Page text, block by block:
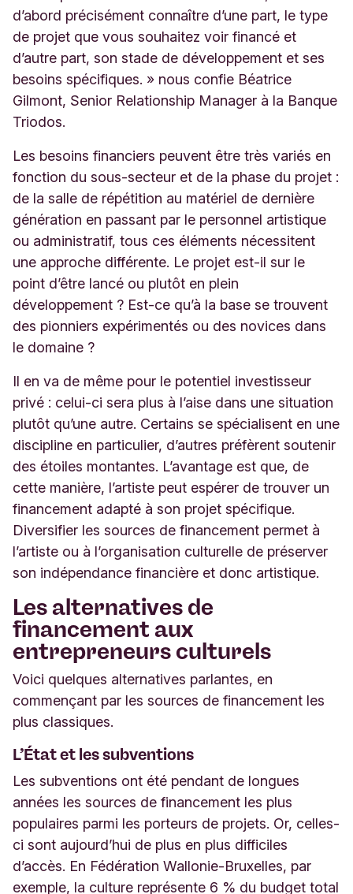
d’abord précisément connaître d’une part, le type
de projet que vous souhaitez voir financé et
d’autre part, son stade de développement et ses
besoins spécifiques. » nous confie Béatrice
Gilmont, Senior Relationship Manager à la Banque
Triodos.
Les besoins financiers peuvent être très variés en
fonction du sous-secteur et de la phase du projet :
de la salle de répétition au matériel de dernière
génération en passant par le personnel artistique
ou administratif, tous ces éléments nécessitent
une approche différente. Le projet est-il sur le
point d’être lancé ou plutôt en plein
développement ? Est-ce qu’à la base se trouvent
des pionniers expérimentés ou des novices dans
le domaine ?
Il en va de même pour le potentiel investisseur
privé : celui-ci sera plus à l’aise dans une situation
plutôt qu’une autre. Certains se spécialisent en une
discipline en particulier, d’autres préfèrent soutenir
des étoiles montantes. L’avantage est que, de
cette manière, l’artiste peut espérer de trouver un
financement adapté à son projet spécifique.
Diversifier les sources de financement permet à
l’artiste ou à l’organisation culturelle de préserver
son indépendance financière et donc artistique.
Les alternatives de
financement aux
entrepreneurs culturels
Voici quelques alternatives parlantes, en
commençant par les sources de financement les
plus classiques.
L’État et les subventions
Les subventions ont été pendant de longues
années les sources de financement les plus
populaires parmi les porteurs de projets. Or, celles-
ci sont aujourd’hui de plus en plus difficiles
d’accès. En Fédération Wallonie-Bruxelles, par
exemple, la culture représente 6 % du budget total